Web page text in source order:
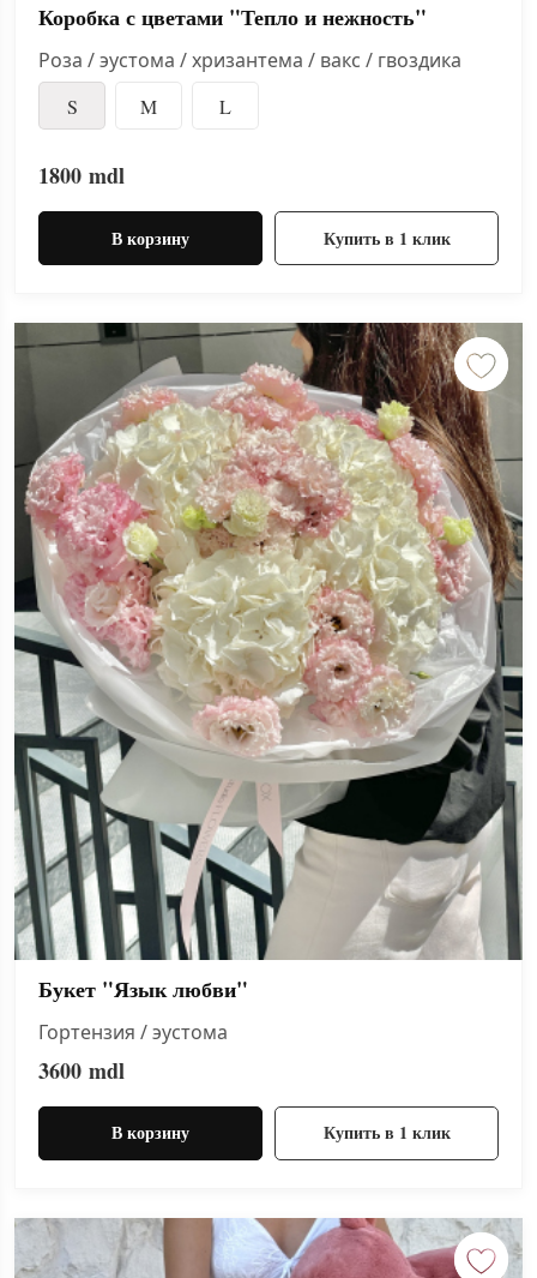
Коробка с цветами "Тепло и нежность"
Роза / эустома / хризантема / вакс / гвоздика
S M L
1800 mdl
В корзину Купить в 1 клик
Букет "Язык любви"
Гортензия / эустома
3600 mdl
В корзину Купить в 1 клик